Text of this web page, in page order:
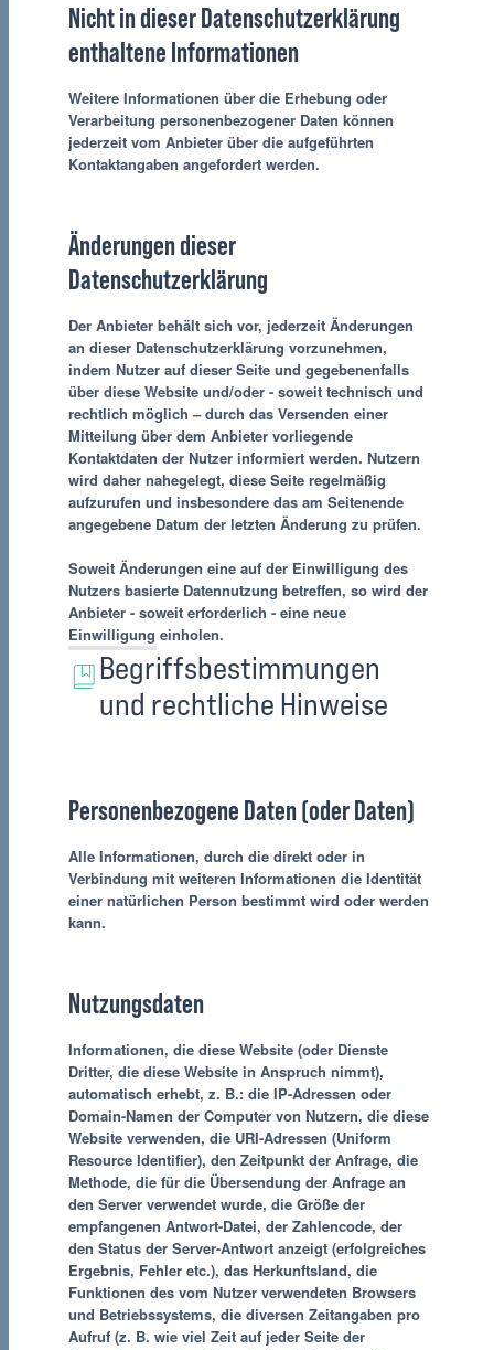
Nicht in dieser Datenschutzerklärung
enthaltene Informationen
Weitere Informationen über die Erhebung oder
Verarbeitung personenbezogener Daten können
jederzeit vom Anbieter über die aufgeführten
Kontaktangaben angefordert werden.
Änderungen dieser
Datenschutzerklärung
Der Anbieter behält sich vor, jederzeit Änderungen
an dieser Datenschutzerklärung vorzunehmen,
indem Nutzer auf dieser Seite und gegebenenfalls
über diese Website und/oder - soweit technisch und
rechtlich möglich – durch das Versenden einer
Mitteilung über dem Anbieter vorliegende
Kontaktdaten der Nutzer informiert werden. Nutzern
wird daher nahegelegt, diese Seite regelmäßig
aufzurufen und insbesondere das am Seitenende
angegebene Datum der letzten Änderung zu prüfen.
Soweit Änderungen eine auf der Einwilligung des
Nutzers basierte Datennutzung betreffen, so wird der
Anbieter - soweit erforderlich - eine neue
Einwilligung einholen.
Begriffsbestimmungen
und rechtliche Hinweise
Personenbezogene Daten (oder Daten)
Alle Informationen, durch die direkt oder in
Verbindung mit weiteren Informationen die Identität
einer natürlichen Person bestimmt wird oder werden
kann.
Nutzungsdaten
Informationen, die diese Website (oder Dienste
Dritter, die diese Website in Anspruch nimmt),
automatisch erhebt, z. B.: die IP-Adressen oder
Domain-Namen der Computer von Nutzern, die diese
Website verwenden, die URI-Adressen (Uniform
Resource Identifier), den Zeitpunkt der Anfrage, die
Methode, die für die Übersendung der Anfrage an
den Server verwendet wurde, die Größe der
empfangenen Antwort-Datei, der Zahlencode, der
den Status der Server-Antwort anzeigt (erfolgreiches
Ergebnis, Fehler etc.), das Herkunftsland, die
Funktionen des vom Nutzer verwendeten Browsers
und Betriebssystems, die diversen Zeitangaben pro
Aufruf (z. B. wie viel Zeit auf jeder Seite der